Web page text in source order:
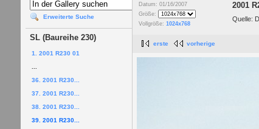
Erweiterte Suche
SL (Baureihe 230)
1. 2001 R230 01
36. 2001 R230...
37. 2001 R230...
38. 2001 R230...
39. 2001 R230...
Datum: 01/16/2007
Größe:
Vollgröße: 1024x768
2001
Quelle:
erste vorherige